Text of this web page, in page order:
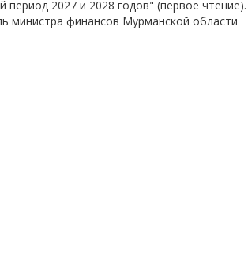
2027 и 2028 годов" (первое чтение).
министра финансов Мурманской области